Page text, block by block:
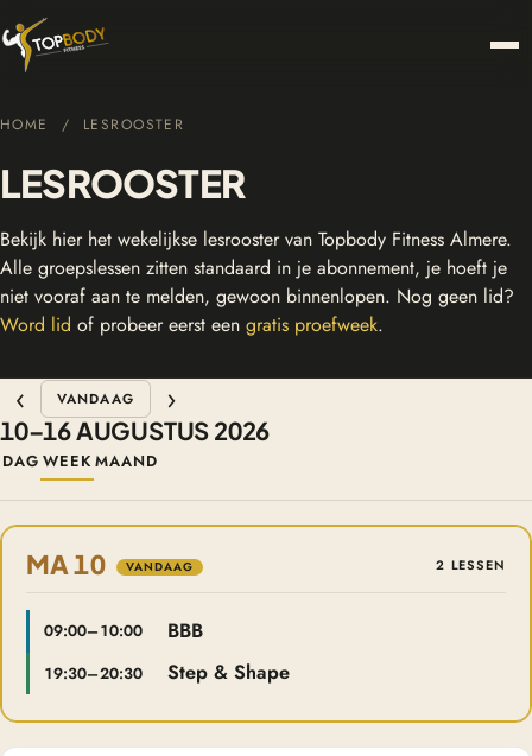
HOME / LESROOSTER
LESROOSTER
Bekijk hier het wekelijkse lesrooster van Topbody Fitness Almere.
Alle groepslessen zitten standaard in je abonnement, je hoeft je
niet vooraf aan te melden, gewoon binnenlopen. Nog geen lid?
Word lid of probeer eerst een gratis proefweek.
‹ VANDAAG ›
10–16 AUGUSTUS 2026
DAG WEEK MAAND
MA 10 2 LESSEN
09:00–10:00 BBB
19:30–20:30 Step & Shape